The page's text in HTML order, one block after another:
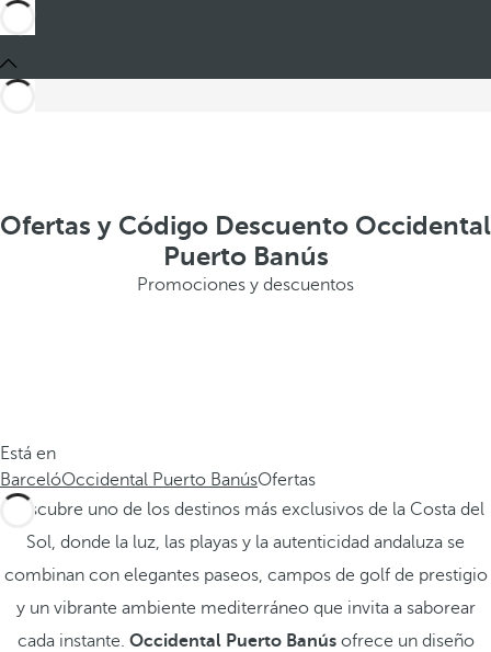
Ofertas y Código Descuento Occidental
Puerto Banús
Promociones y descuentos
Está en
BarcelóOccidental Puerto BanúsOfertas
Descubre uno de los destinos más exclusivos de la Costa del
Sol, donde la luz, las playas y la autenticidad andaluza se
combinan con elegantes paseos, campos de golf de prestigio
y un vibrante ambiente mediterráneo que invita a saborear
cada instante. Occidental Puerto Banúsofrece un diseño